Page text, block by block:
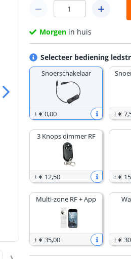
Morgen in huis
Selecteer bediening
Snoerschakelaar
+€ 0,00 +€ 7,
3 Knops dimmer RF
+€ 12,50 +€ 15
Multi-zone RF + App
+€ 35,00 +€ 30